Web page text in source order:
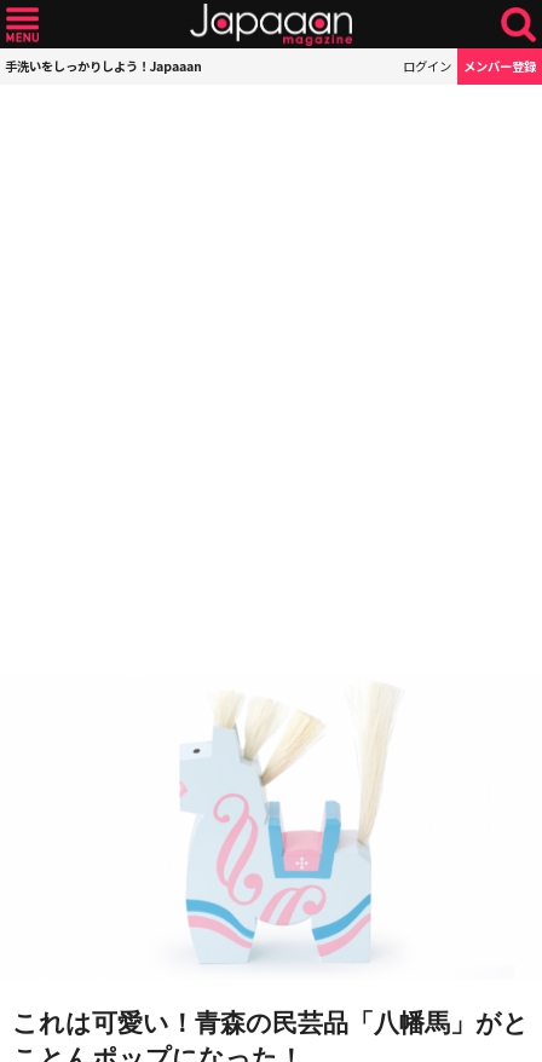
手洗いをしっかりしよう！Japaaan ログイン メンバー登録
これは可愛い！青森の民芸品「八幡馬」がと